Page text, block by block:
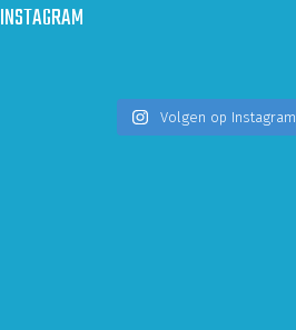
INSTAGRAM
Volgen op Instagram